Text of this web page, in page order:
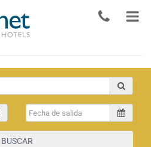
BUSCAR